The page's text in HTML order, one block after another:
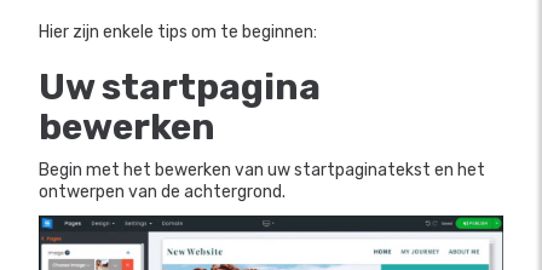
Hier zijn enkele tips om te beginnen:
Uw startpagina
bewerken
Begin met het bewerken van uw startpaginatekst en het
ontwerpen van de achtergrond.